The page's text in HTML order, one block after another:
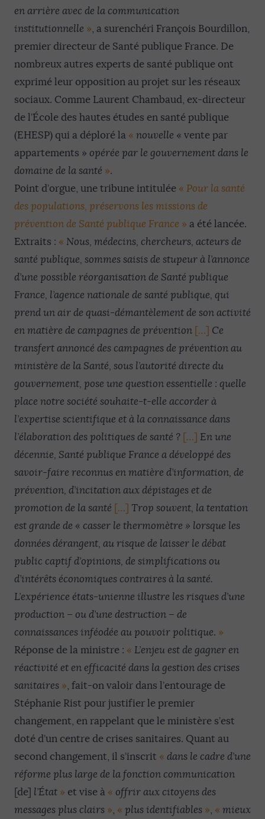
en arrière avec de la communication
institutionnelle », a surenchéri François Bourdillon,
premier directeur de Santé publique France. De
nombreux autres experts de santé publique ont
exprimé leur opposition au projet sur les réseaux
sociaux. Comme Laurent Chambaud, ex-directeur
de l’École des hautes études en santé publique
(EHESP) qui a déploré la « nouvelle « vente par
appartements » opérée par le gouvernement dans le
domaine de la santé ».
Point d’orgue, une tribune intitulée « Pour la santé
des populations, préservons les missions de
prévention de Santé publique France » a été lancée.
Extraits : « Nous, médecins, chercheurs, acteurs de
santé publique, sommes saisis de stupeur à l’annonce
d’une possible réorganisation de Santé publique
France, l’agence nationale de santé publique, qui
prend un air de quasi-démantèlement de son activité
en matière de campagnes de prévention […] Ce
transfert annoncé des campagnes de prévention au
ministère de la Santé, sous l’autorité directe du
gouvernement, pose une question essentielle : quelle
place notre société souhaite-t-elle accorder à
l’expertise scientifique et à la connaissance dans
l’élaboration des politiques de santé ? […] En une
décennie, Santé publique France a développé des
savoir-faire reconnus en matière d’information, de
prévention, d’incitation aux dépistages et de
promotion de la santé […] Trop souvent, la tentation
est grande de « casser le thermomètre » lorsque les
données dérangent, au risque de laisser le débat
public captif d’opinions, de simplifications ou
d’intérêts économiques contraires à la santé.
L’expérience états-unienne illustre les risques d’une
production – ou d’une destruction – de
connaissances inféodée au pouvoir politique. »
Réponse de la ministre : « L’enjeu est de gagner en
réactivité et en efficacité dans la gestion des crises
sanitaires », fait-on valoir dans l’entourage de
Stéphanie Rist pour justifier le premier
changement, en rappelant que le ministère s’est
doté d’un centre de crises sanitaires. Quant au
second changement, il s’inscrit « dans le cadre d’une
réforme plus large de la fonction communication
[de] l’État » et vise à « offrir aux citoyens des
messages plus clairs », « plus identifiables », « mieux